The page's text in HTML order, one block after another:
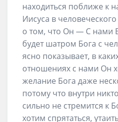
находиться поближе к
Иисуса в
о том, что Он — С нами
будет шатром Бога с
ясно показывает, в
отношениях с нами Он
желание Бога даже
потому что внутри
сильно не стремится к
хотим спрятаться,